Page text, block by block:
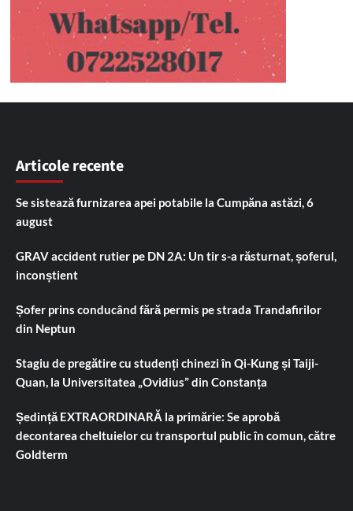
Articole recente
Se sistează furnizarea apei potabile la Cumpăna astăzi, 6
august
GRAV accident rutier pe DN 2A: Un tir s-a răsturnat, șoferul,
inconștient
Șofer prins conducând fără permis pe strada Trandafirilor
din Neptun
Stagiu de pregătire cu studenți chinezi în Qi-Kung și Taiji-
Quan, la Universitatea „Ovidius” din Constanța
Ședință EXTRAORDINARĂ la primărie: Se aprobă
decontarea cheltuielor cu transportul public în comun, către
Goldterm